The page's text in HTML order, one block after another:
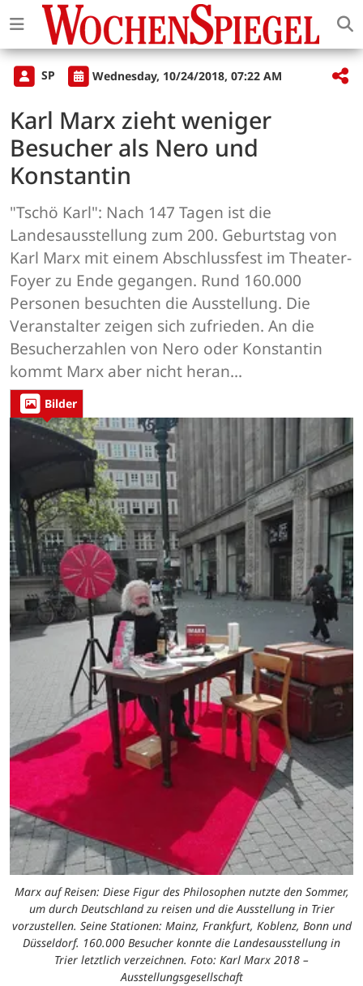
SP Wednesday, 10/24/2018, 07:22 AM
Karl Marx zieht weniger
Besucher als Nero und
Konstantin
"Tschö Karl": Nach 147 Tagen ist die
Landesausstellung zum 200. Geburtstag von
Karl Marx mit einem Abschlussfest im Theater-
Foyer zu Ende gegangen. Rund 160.000
Personen besuchten die Ausstellung. Die
Veranstalter zeigen sich zufrieden. An die
Besucherzahlen von Nero oder Konstantin
kommt Marx aber nicht heran...
Bilder
Marx auf Reisen: Diese Figur des Philosophen nutzte den Sommer,
um durch Deutschland zu reisen und die Ausstellung in Trier
vorzustellen. Seine Stationen: Mainz, Frankfurt, Koblenz, Bonn und
Düsseldorf. 160.000 Besucher konnte die Landesausstellung in
Trier letztlich verzeichnen. Foto: Karl Marx 2018 –
Ausstellungsgesellschaft